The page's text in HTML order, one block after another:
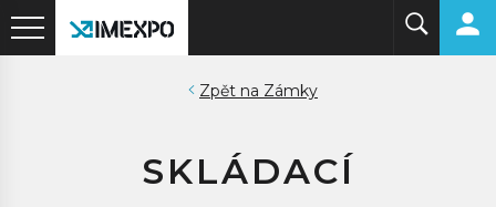
Zámky
SKLÁDACÍ